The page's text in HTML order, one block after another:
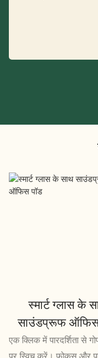
ऑफिस पॉड
YSOP05 | अनुकूलित
पॉड्स और मीटिंग बूथ